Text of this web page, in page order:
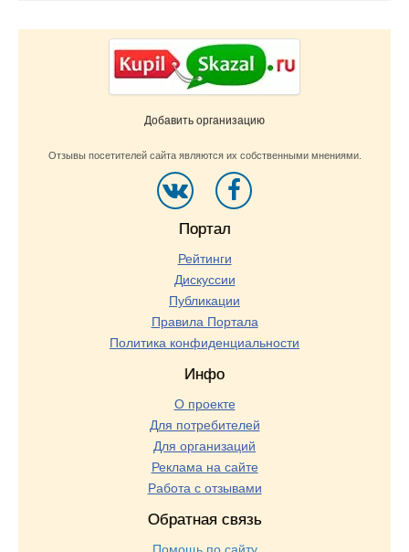
Добавить организацию
Отзывы посетителей сайта являются их собственными мнениями.
Портал
Рейтинги
Дискуссии
Публикации
Правила Портала
Политика конфиденциальности
Инфо
О проекте
Для потребителей
Для организаций
Реклама на сайте
Работа с отзывами
Обратная связь